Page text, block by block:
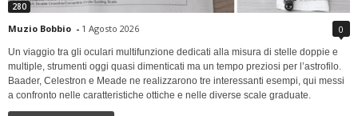
280
Muzio Bobbio - 1 Agosto 2026 0
Un viaggio tra gli oculari multifunzione dedicati alla misura di stelle doppie e
multiple, strumenti oggi quasi dimenticati ma un tempo preziosi per l’astrofilo.
Baader, Celestron e Meade ne realizzarono tre interessanti esempi, qui messi
a confronto nelle caratteristiche ottiche e nelle diverse scale graduate.